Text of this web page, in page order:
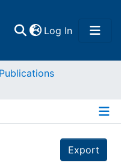
Log In(current)
Publications
Export